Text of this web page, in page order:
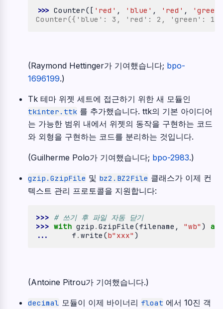
>>> Counter([ 'red' , 'blue' , 'red' ,
Counter({'blue': 3, 'red': 2, 'green':
(Raymond Hettinger가 기여했습니다; bpo-
1696199.)
Tk 테마 위젯 세트에 접근하기 위한 새 모듈인
tkinter.ttk 를 추가했습니다. ttk의 기본 아이디어
는 가능한 범위 내에서 위젯의 동작을 구현하는 코드
와 외형을 구현하는 코드를 분리하는 것입니다.
(Guilherme Polo가 기여했습니다; bpo-2983.)
gzip.GzipFile 및 bz2.BZ2File 클래스가 이제 컨
텍스트 관리 프로토콜을 지원합니다:
>>> # 쓰기 후 파일 자동 닫기
>>> with gzip . GzipFile (filename , "wb" )
as
...
f . write (b"xxx" )
(Antoine Pitrou가 기여했습니다.)
decimal 모듈이 이제 바이너리 float 에서 10진 객